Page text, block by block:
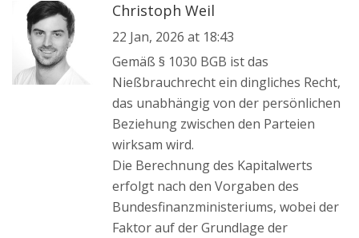
Christoph Weil
22 Jan, 2026 at 18:43
Gemäß § 1030 BGB ist das
Nießbrauchrecht ein dingliches Recht,
das unabhängig von der persönlichen
Beziehung zwischen den Parteien
wirksam wird.
Die Berechnung des Kapitalwerts
erfolgt nach den Vorgaben des
Bundesfinanzministeriums, wobei der
Faktor auf der Grundlage der